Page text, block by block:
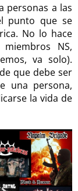
personas a las
punto que se
No lo hace
NS,
va solo).
que debe ser
una persona,
la vida de